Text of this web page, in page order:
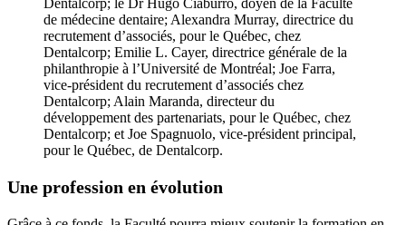
de médecine dentaire; Alexandra Murray, directrice du
recrutement d’associés, pour le Québec, chez
Dentalcorp; Emilie L. Cayer, directrice générale de la
philanthropie à l’Université de Montréal; Joe Farra,
vice-président du recrutement d’associés chez
Dentalcorp; Alain Maranda, directeur du
développement des partenariats, pour le Québec, chez
Dentalcorp; et Joe Spagnuolo, vice-président principal,
pour le Québec, de Dentalcorp.
Une profession en évolution